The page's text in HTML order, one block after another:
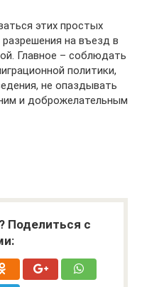
этих простых
на въезд в
Главное – соблюдать
политики,
не опаздывать
и доброжелательным
Поделиться с